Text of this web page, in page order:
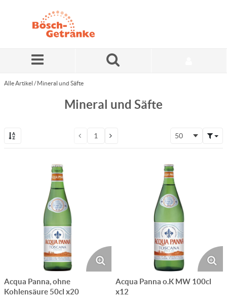
Alle Artikel / Mineral und Säfte
Mineral und Säfte
50
Acqua Panna, ohne
Kohlensäure 50cl x20
Acqua Panna o.K MW 100cl
x12